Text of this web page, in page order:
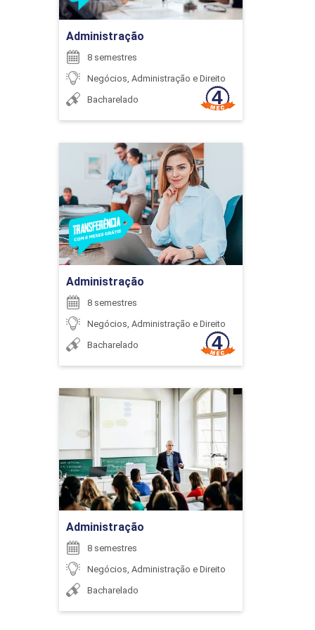
LOGÍSTICA REVERSA
40
NOÇÕES DE DIREITO
E CUSTO EM LOGÍSTICA
40
PORTUGUÊS INSTRUMENTAL
Administração
8 semestres
Negócios, Administração e Direito
Bacharelado
Administração
8 semestres
Negócios, Administração e Direito
Bacharelado
Administração
Detalhes do curso
Ir para Inscrição
Administração
8 semestres
Negócios, Administração e Direito
Bacharelado
Administração
Detalhes do curso
Ir para Inscrição